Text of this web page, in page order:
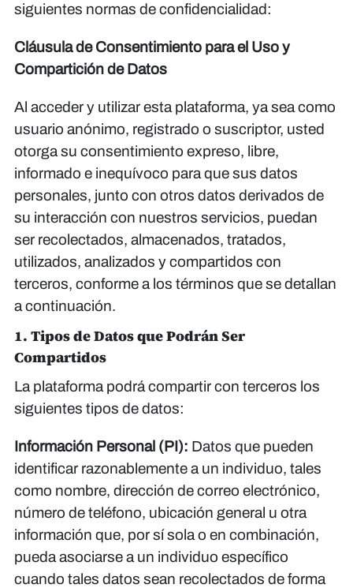
siguientes normas de confidencialidad:
Cláusula de Consentimiento para el Uso y
Compartición de Datos
Al acceder y utilizar esta plataforma, ya sea como
usuario anónimo, registrado o suscriptor, usted
otorga su consentimiento expreso, libre,
informado e inequívoco para que sus datos
personales, junto con otros datos derivados de
su interacción con nuestros servicios, puedan
ser recolectados, almacenados, tratados,
utilizados, analizados y compartidos con
terceros, conforme a los términos que se detallan
a continuación.
1. Tipos de Datos que Podrán Ser
Compartidos
La plataforma podrá compartir con terceros los
siguientes tipos de datos:
Información Personal (PI): Datos que pueden
identificar razonablemente a un individuo, tales
como nombre, dirección de correo electrónico,
número de teléfono, ubicación general u otra
información que, por sí sola o en combinación,
pueda asociarse a un individuo específico
cuando tales datos sean recolectados de forma